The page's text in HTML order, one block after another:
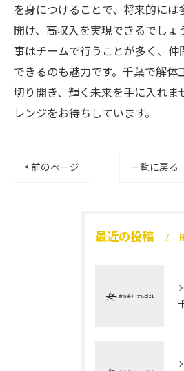
を身につけることで、将来的に
開け、高収入を実現できるでしょ
事はチームで行うことが多く、
できるのも魅力です。千葉で解体
切り開き、輝く未来を手に入れま
レンジをお待ちしています。
< 前のページ 一覧に戻る
最近の投稿